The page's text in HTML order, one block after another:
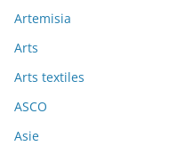
Artemisia
Arts
Arts textiles
ASCO
Asie